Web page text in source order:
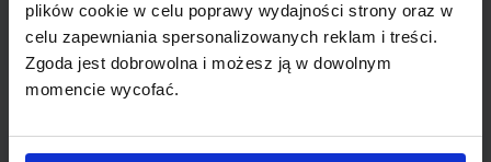
plików cookie w celu poprawy wydajności strony oraz w
celu zapewniania spersonalizowanych reklam i treści.
Zgoda jest dobrowolna i możesz ją w dowolnym
momencie wycofać.
przelew, gotówka, karta
LINIA LOTNICZA